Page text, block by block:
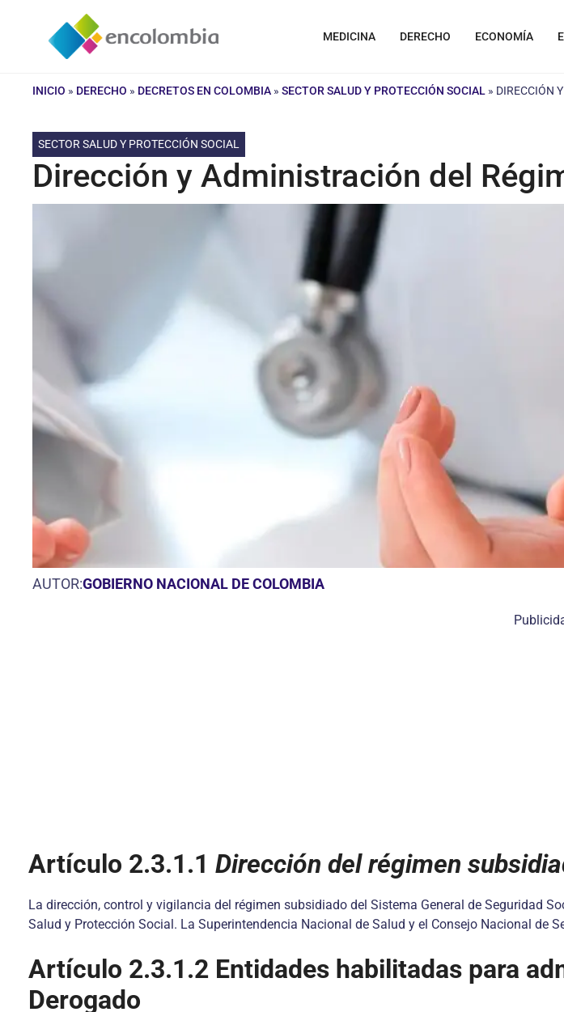
contenido
MEDICINA DERECHO ECONOMÍA
INICIO » DERECHO » DECRETOS EN COLOMBIA » SECTOR SALUD Y PROTECCIÓN SOCIAL » DIRECCIÓN
SECTOR SALUD Y PROTECCIÓN SOCIAL
Dirección y Administración del
AUTOR:GOBIERNO NACIONAL DE COLOMBIA
Artículo 2.3.1.1 Dirección del régimen
La dirección, control y vigilancia del régimen subsidiado del Sistema General de Seguridad
Salud y Protección Social. La Superintendencia Nacional de Salud y el Consejo Nacional de
Artículo 2.3.1.2 Entidades habilitadas para
Derogado